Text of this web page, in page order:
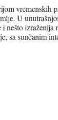
vremenskih
U
izraženija
sa sunčanim